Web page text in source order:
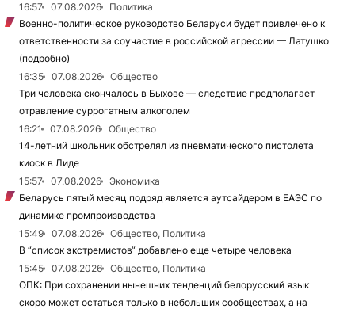
16:57
07.08.2026
Политика
Военно-политическое руководство Беларуси будет привлечено к
ответственности за соучастие в российской агрессии — Латушко
(подробно)
16:35
07.08.2026
Общество
Три человека скончалось в Быхове — следствие предполагает
отравление суррогатным алкоголем
16:21
07.08.2026
Общество
14-летний школьник обстрелял из пневматического пистолета
киоск в Лиде
15:57
07.08.2026
Экономика
Беларусь пятый месяц подряд является аутсайдером в ЕАЭС по
динамике промпроизводства
15:49
07.08.2026
Общество, Политика
В “список экстремистов“ добавлено еще четыре человека
15:45
07.08.2026
Общество, Политика
ОПК: При сохранении нынешних тенденций белорусский язык
скоро может остаться только в небольших сообществах, а на